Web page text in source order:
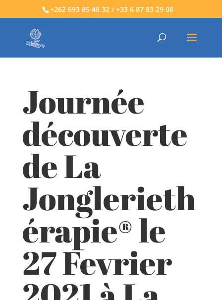
+262 693 85 48 32 / +33 6 87 83 29 08
Journée
découverte
de La
Jonglerieth
érapie® le
27 Fevrier